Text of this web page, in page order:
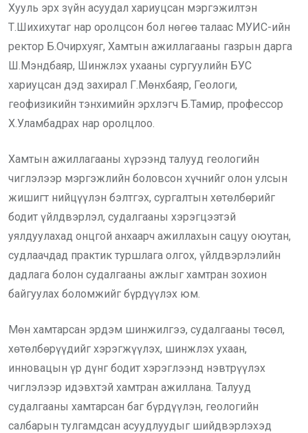
Хууль эрх зүйн асуудал хариуцсан мэргэжилтэн
Т.Шихихутаг нар оролцсон бол нөгөө талаас МУИС-ийн
ректор Б.Очирхуяг, Хамтын ажиллагааны газрын дарга
Ш.Мэндбаяр, Шинжлэх ухааны сургуулийн БУС
хариуцсан дэд захирал Г.Мөнхбаяр, Геологи,
геофизикийн тэнхимийн эрхлэгч Б.Тамир, профессор
Х.Уламбадрах нар оролцлоо.
Хамтын ажиллагааны хүрээнд талууд геологийн
чиглэлээр мэргэжлийн боловсон хүчнийг олон улсын
жишигт нийцүүлэн бэлтгэх, сургалтын хөтөлбөрийг
бодит үйлдвэрлэл, судалгааны хэрэгцээтэй
уялдуулахад онцгой анхаарч ажиллахын сацуу оюутан,
судлаачдад практик туршлага олгох, үйлдвэрлэлийн
дадлага болон судалгааны ажлыг хамтран зохион
байгуулах боломжийг бүрдүүлэх юм.
Мөн хамтарсан эрдэм шинжилгээ, судалгааны төсөл,
хөтөлбөрүүдийг хэрэгжүүлэх, шинжлэх ухаан,
инновацын үр дүнг бодит хэрэглээнд нэвтрүүлэх
чиглэлээр идэвхтэй хамтран ажиллана. Талууд
судалгааны хамтарсан баг бүрдүүлэн, геологийн
салбарын тулгамдсан асуудлуудыг шийдвэрлэхэд